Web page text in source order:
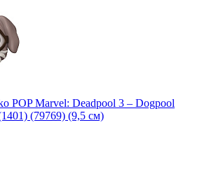
POP Marvel: Deadpool 3 – Dogpool
(79769) (9,5 см)